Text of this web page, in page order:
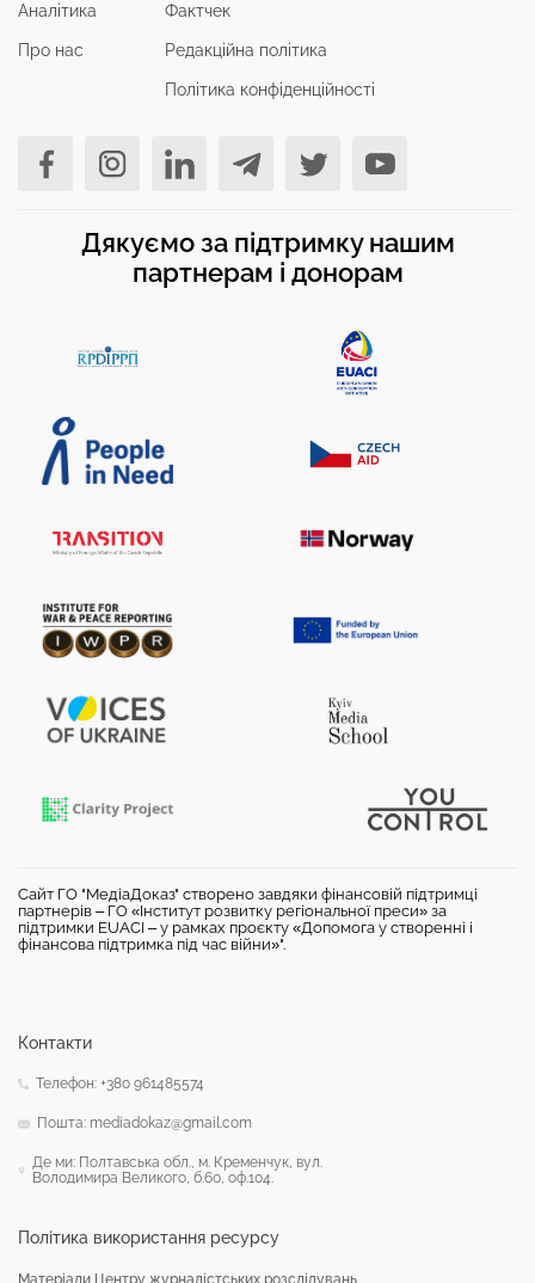
Аналітика
Про нас
Фактчек
Редакційна політика
Політика конфіденційності
Дякуємо за підтримку нашим
партнерам і донорам
Сайт ГО "МедіаДоказ" створено завдяки фінансовій підтримці
партнерів – ГО «Інститут розвитку регіональної преси» за
підтримки EUACI – у рамках проєкту «Допомога у створенні і
фінансова підтримка під час війни»".
Політика використання ресурсу
Матеріали Центру журналістських розслідувань
Контакти
Телефон: +380 961485574
Пошта: mediadokaz@gmail.com
Де ми: Полтавська обл., м. Кременчук, вул.
Володимира Великого, б.60, оф.104.